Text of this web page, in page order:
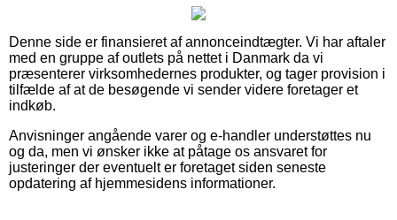
Denne side er finansieret af annonceindtægter. Vi har aftaler
med en gruppe af outlets på nettet i Danmark da vi
præsenterer virksomhedernes produkter, og tager provision i
tilfælde af at de besøgende vi sender videre foretager et
indkøb.
Anvisninger angående varer og e-handler understøttes nu
og da, men vi ønsker ikke at påtage os ansvaret for
justeringer der eventuelt er foretaget siden seneste
opdatering af hjemmesidens informationer.